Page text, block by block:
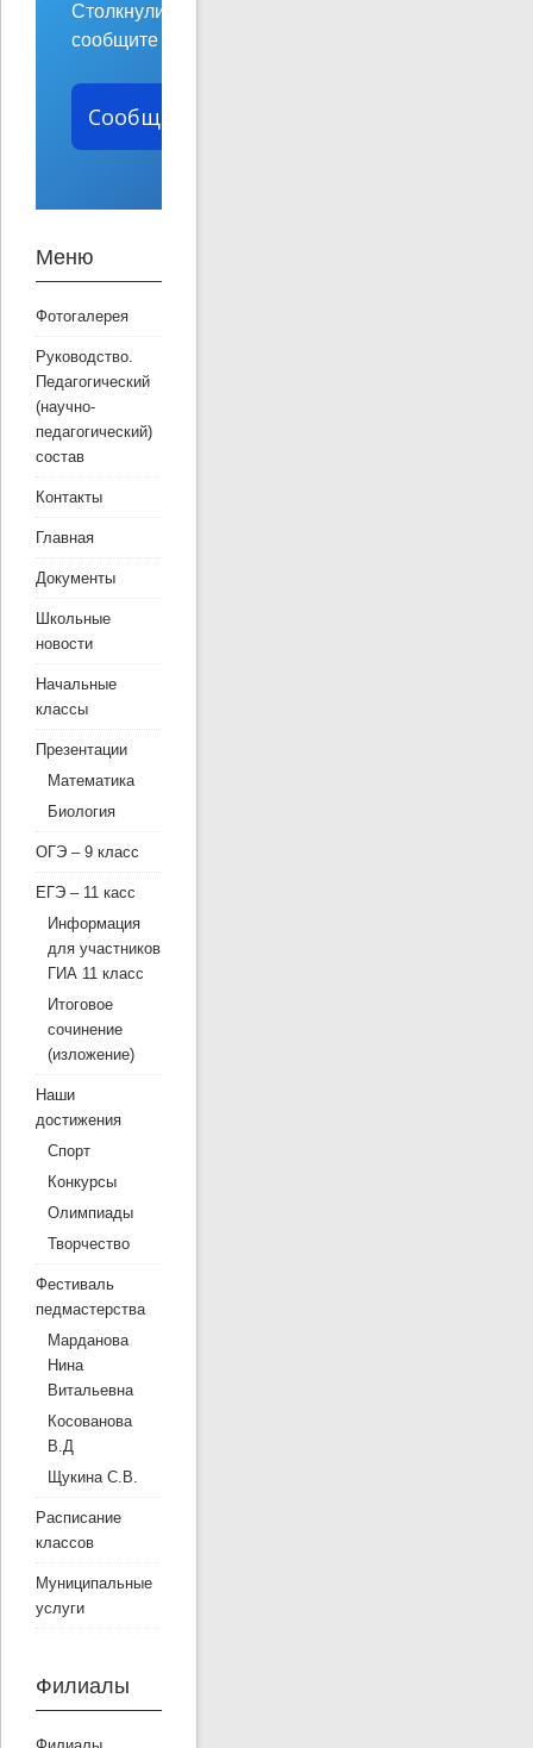
Столкнулись с проблемой —
сообщите о ней!
Сообщить о проблеме
Меню
Фотогалерея
Руководство.
Педагогический
(научно-
педагогический)
состав
Контакты
Главная
Документы
Школьные
новости
Начальные
классы
Презентации
Математика
Биология
ОГЭ – 9 класс
ЕГЭ – 11 касс
Информация
для участников
ГИА 11 класс
Итоговое
сочинение
(изложение)
Наши
достижения
Спорт
Конкурсы
Олимпиады
Творчество
Фестиваль
педмастерства
Марданова
Нина
Витальевна
Косованова
В.Д
Щукина С.В.
Расписание
классов
Муниципальные
услуги
Филиалы